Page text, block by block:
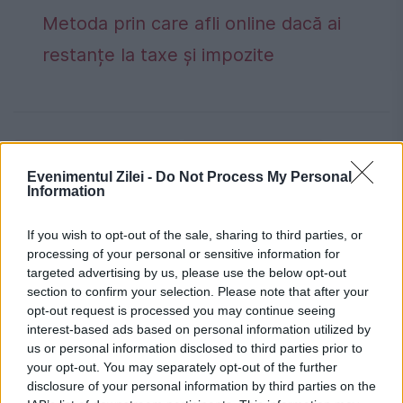
Evenimentul Zilei - Do Not Process My Personal
Information
If you wish to opt-out of the sale, sharing to third parties, or
processing of your personal or sensitive information for
targeted advertising by us, please use the below opt-out
section to confirm your selection. Please note that after your
opt-out request is processed you may continue seeing
interest-based ads based on personal information utilized by
us or personal information disclosed to third parties prior to
your opt-out. You may separately opt-out of the further
disclosure of your personal information by third parties on the
Metoda prin care afli online dacă ai
restanțe la taxe și impozite
Corneliu Zelea Codreanu